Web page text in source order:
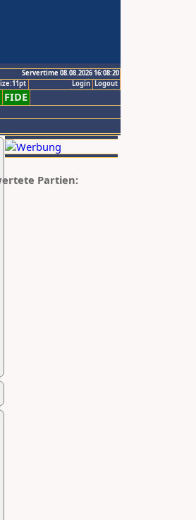
Servertime 08.08.2026 16:08:20
Logout
Login
FIDE
Partien: